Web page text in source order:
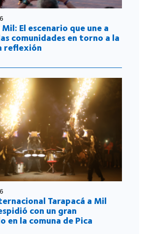
Mil: El escenario que une a
comunidades en torno a la
reflexión
Tarapacá a Mil
con un gran
en la comuna de Pica